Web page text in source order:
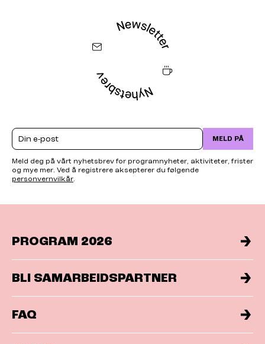
Email MELD PÅ
Meld deg på vårt nyhetsbrev for programnyheter, aktiviteter, frister
og mye mer. Ved å registrere aksepterer du følgende
personvernvilkår.
PROGRAM 2026
BLI SAMARBEIDSPARTNER
FAQ